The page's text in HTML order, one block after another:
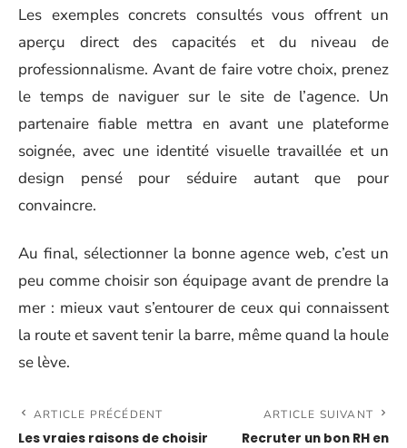
Les exemples concrets consultés vous offrent un
aperçu direct des capacités et du niveau de
professionnalisme. Avant de faire votre choix, prenez
le temps de naviguer sur le site de l’agence. Un
partenaire fiable mettra en avant une plateforme
soignée, avec une identité visuelle travaillée et un
design pensé pour séduire autant que pour
convaincre.
Au final, sélectionner la bonne agence web, c’est un
peu comme choisir son équipage avant de prendre la
mer : mieux vaut s’entourer de ceux qui connaissent
la route et savent tenir la barre, même quand la houle
se lève.
ARTICLE PRÉCÉDENT
Les vraies raisons de choisir
ARTICLE SUIVANT
Recruter un bon RH en